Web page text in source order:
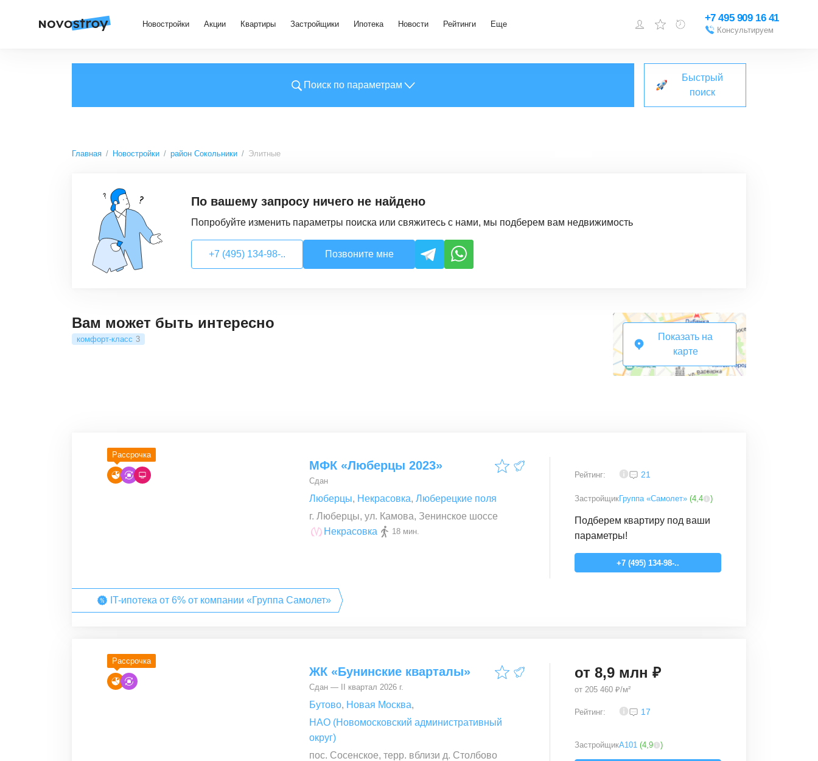
Новостройки Акции Квартиры Застройщики Ипотека Новости Рейтинги Еще
зарегистрироваться
Добавить объект
+7 495 909 16 41
Консультируем
Поиск по параметрам
Быстрый
поиск
Главная Новостройки район Сокольники Элитные
По вашему запросу ничего не найдено
Попробуйте изменить параметры поиска или свяжитесь с нами, мы подберем вам недвижимость
+7 (495) 134-98-.. Позвоните мне
Вам может быть интересно
комфорт-класс 3
Показать на
карте
Рассрочка
МФК «Люберцы 2023»
Сдан
Люберцы, Некрасовка, Люберецкие поля
г. Люберцы, ул. Камова, Зенинское шоссе
Некрасовка
18 мин.
Рейтинг: 21
ЗастройщикГруппа «Самолет» (4,4 )
Подберем квартиру под ваши
параметры!
+7 (495) 134-98-..
IT-ипотека от 6% от компании «Группа Самолет»
Рассрочка
ЖК «Бунинские кварталы»
Сдан — II квартал 2026 г.
Бутово, Новая Москва,
НАО (Новомосковский административный
округ)
пос. Сосенское, терр. вблизи д. Столбово
от 8,9 млн ₽
от 205 460 ₽/м²
Рейтинг: 17
ЗастройщикА101 (4,9 )